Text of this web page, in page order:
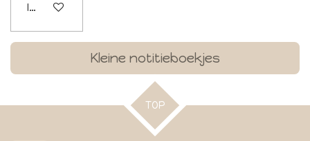
In winkelwagen
Kleine notitieboekjes
TOP